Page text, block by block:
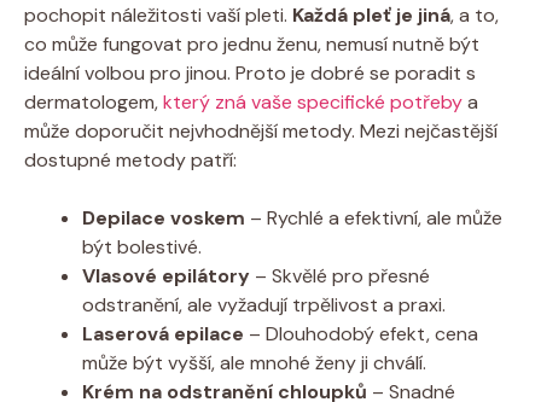
pochopit náležitosti vaší pleti. Každá pleť je jiná, a to,
co může fungovat pro jednu ženu, nemusí nutně být
ideální volbou pro jinou. Proto je dobré se poradit s
dermatologem,který zná vaše specifické potřebya
může doporučit nejvhodnější metody. Mezi nejčastější
dostupné metody patří:
Depilace voskem – Rychlé a efektivní, ale může
být bolestivé.
Vlasové epilátory – Skvělé pro přesné
odstranění, ale vyžadují trpělivost a praxi.
Laserová epilace – Dlouhodobý efekt, cena
může být vyšší, ale mnohé ženy ji chválí.
Krém na odstranění chloupků – Snadné